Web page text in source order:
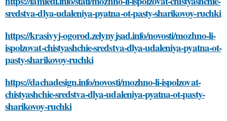
sredstva-dlya-udaleniya-pyatna-ot-pasty-sharikovoy-ruchki
https://krasivyj-ogorod.zelynyjsad.info/novosti/mozhno-li-
ispolzovat-chistyashchie-sredstva-dlya-udaleniya-pyatna-ot-
pasty-sharikovoy-ruchki
https://dachadesign.info/novosti/mozhno-li-ispolzovat-
chistyashchie-sredstva-dlya-udaleniya-pyatna-ot-pasty-
sharikovoy-ruchki